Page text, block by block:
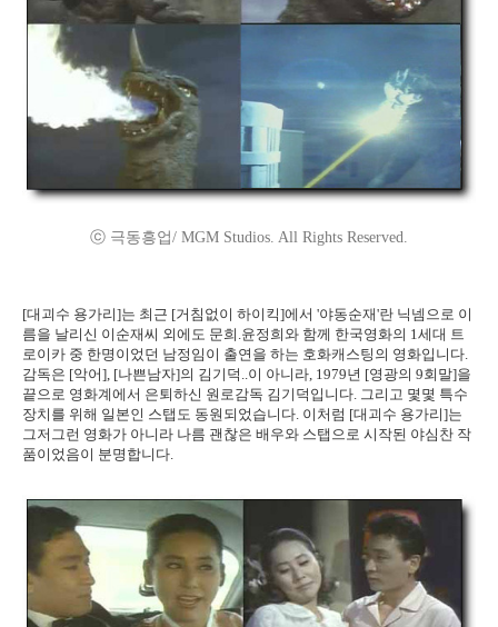
ⓒ 극동흥업/ MGM Studios. All Rights Reserved.
[대괴수 용가리]는 최근 [거침없이 하이킥]에서 '야동순재'란 닉넴으로 이
름을 날리신 이순재씨 외에도 문희.윤정희와 함께 한국영화의 1세대 트
로이카 중 한명이었던 남정임이 출연을 하는 호화캐스팅의 영화입니다.
감독은 [악어], [나쁜남자]의 김기덕..이 아니라, 1979년 [영광의 9회말]을
끝으로 영화계에서 은퇴하신 원로감독 김기덕입니다. 그리고 몇몇 특수
장치를 위해 일본인 스탭도 동원되었습니다. 이처럼 [대괴수 용가리]는
그저그런 영화가 아니라 나름 괜찮은 배우와 스탭으로 시작된 야심찬 작
품이었음이 분명합니다.